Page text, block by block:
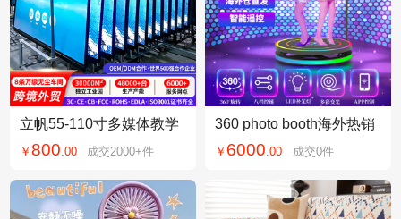
立帆55-110寸多媒体教学
触屏视频会议平板
￥ 800.00 成交2000+件
360 photo booth海外热销
拍摄移动舞台
￥ 6000.00 成交0件